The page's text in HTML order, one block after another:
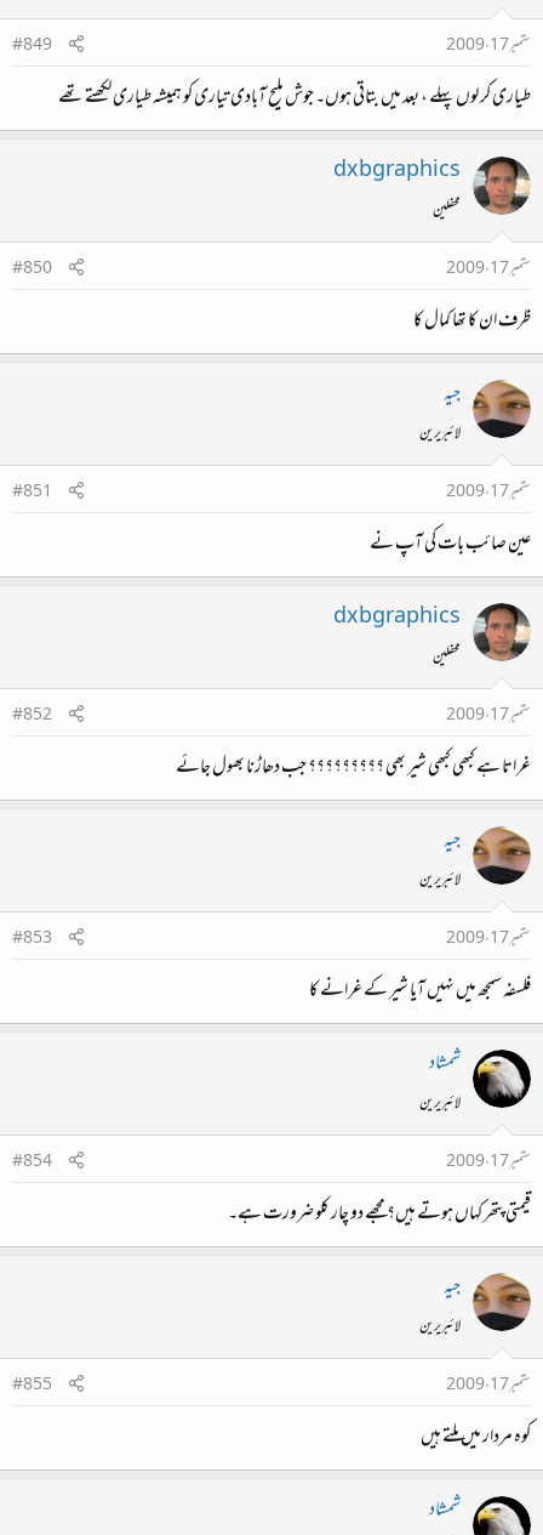
ستمبر 17، 2009
#849
طیاری کر لوں پہلے ، بعد میں بتاتی ہوں۔ جوش ملیح آبادی تیاری کو ہمیشہ طیاری لکھتے تھے
dxbgraphics
محفلین
ستمبر 17، 2009
#850
ظرف ان کا تھا کمال کا
جیہ
لائبریرین
ستمبر 17، 2009
#851
عین صائب بات کی آپ نے
dxbgraphics
محفلین
ستمبر 17، 2009
#852
غراتا ہے کبھی کبھی شیر بھی ؟؟؟؟؟؟؟؟؟ جب دھاڑنا بھول جائے
جیہ
لائبریرین
ستمبر 17، 2009
#853
فلسفہ سمجھ میں نہیں آیا شیر کے غرانے کا
شمشاد
لائبریرین
ستمبر 17، 2009
#854
قیمتی پتھر کہاں ہوتے ہیں؟ مجھے دو چار کلو ضرورت ہے۔
جیہ
لائبریرین
ستمبر 17، 2009
#855
کوہ مردار میں ملتے ہیں
شمشاد